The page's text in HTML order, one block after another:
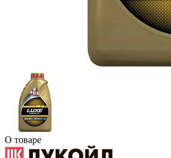
О товаре